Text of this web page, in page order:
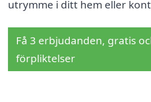
utrymme i ditt hem eller
Få 3 erbjudanden, gratis
förpliktelser